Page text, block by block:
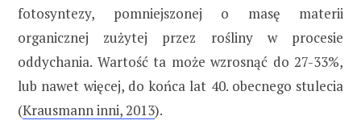
fotosyntezy, pomniejszonej o masę materii
organicznej zużytej przez rośliny w procesie
oddychania. Wartość ta może wzrosnąć do 27-33%,
lub nawet więcej, do końca lat 40. obecnego stulecia
(Krausmann inni, 2013).